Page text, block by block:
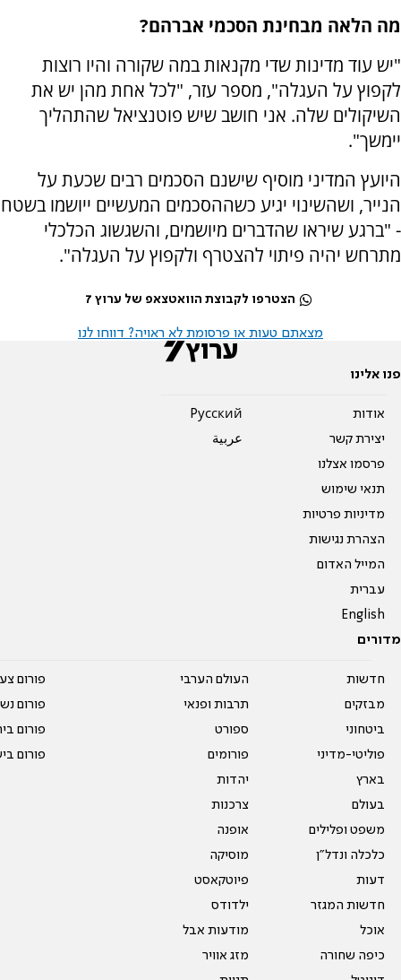
מה הלאה מבחינת הסכמי אברהם?
"יש עוד מדינות שדי מקנאות במה שקורה והיו רוצות
לקפוץ על העגלה", מספר עזר, "לכל אחת מהן יש את
השיקולים שלה. אני חושב שיש פוטנציאל שהתהליך
יימשך".
היועץ המדיני מוסיף שישנם הסכמים רבים שכעת על
הנייר, ושהשינוי יגיע כשההסכמים המעשיים ייושמו בשטח
- "ברגע שיראו שהדברים מיושמים, והשגשוג הכלכלי
מתרחש יהיה פיתוי להצטרף ולקפוץ על העגלה".
הצטרפו לקבוצת הוואטצאפ של ערוץ 7
מצאתם טעות או פרסומת לא ראויה? דווחו לנו
פנו אלינו
אודות
יצירת קשר
פרסמו אצלנו
תנאי שימוש
מדיניות פרטיות
הצהרת נגישות
המייל האדום
עברית
English
Pусский
عربية
מדורים
חדשות
מבזקים
ביטחוני
פוליטי-מדיני
בארץ
בעולם
משפט ופלילים
כלכלה ונדל"ן
דעות
חדשות המגזר
אוכל
כיפה שחורה
העולם הערבי
תרבות ופנאי
ספורט
פורומים
יהדות
צרכנות
אופנה
מוסיקה
פיוטקאסט
ילדודס
מודעות אבל
מזג אוויר
פורום
פורום
פורום
פורום